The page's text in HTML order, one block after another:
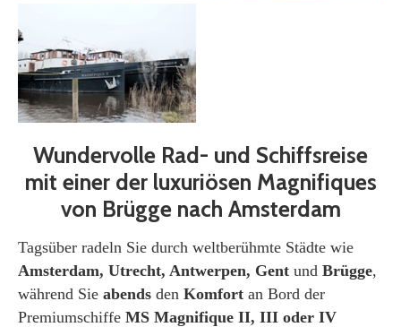
Wundervolle Rad- und Schiffsreise
mit einer der luxuriösen Magnifiques
von Brügge nach Amsterdam
Tagsüber radeln Sie durch weltberühmte Städte wie
Amsterdam, Utrecht, Antwerpen, Gent und Brügge,
während Sie abends den Komfort an Bord der
Premiumschiffe MS Magnifique II, III oder IV